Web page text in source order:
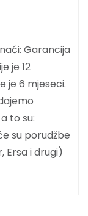
Garancija
je 12
je 6 mjeseci.
to su:
su porudžbe
Ersa i drugi)